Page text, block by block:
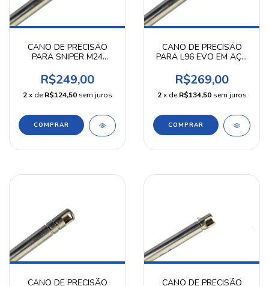
CANO DE PRECISÃO
PARA SNIPER M24
MM 532 MM KPP
R$249,00
2 x deR$124,50 sem juros
CANO DE PRECISÃO
PARA L96 EVO EM AÇO
KPP
R$269,00
2 x deR$134,50 sem juros
CANO DE PRECISÃO CANO DE PRECISÃO